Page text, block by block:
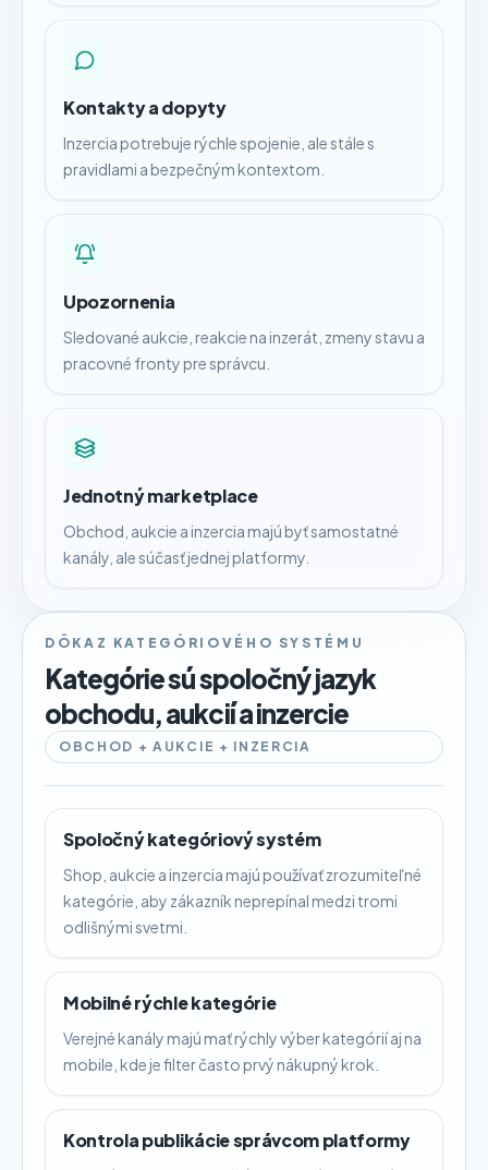
Kontakty a dopyty
Inzercia potrebuje rýchle spojenie, ale stále s
pravidlami a bezpečným kontextom.
Upozornenia
Sledované aukcie, reakcie na inzerát, zmeny stavu a
pracovné fronty pre správcu.
Jednotný marketplace
Obchod, aukcie a inzercia majú byť samostatné
kanály, ale súčasť jednej platformy.
DÔKAZ KATEGÓRIOVÉHO SYSTÉMU
Kategórie sú spoločný jazyk
obchodu, aukcií a inzercie
OBCHOD + AUKCIE + INZERCIA
Spoločný kategóriový systém
Shop, aukcie a inzercia majú používať zrozumiteľné
kategórie, aby zákazník neprepínal medzi tromi
odlišnými svetmi.
Mobilné rýchle kategórie
Verejné kanály majú mať rýchly výber kategórií aj na
mobile, kde je filter často prvý nákupný krok.
Kontrola publikácie správcom platformy